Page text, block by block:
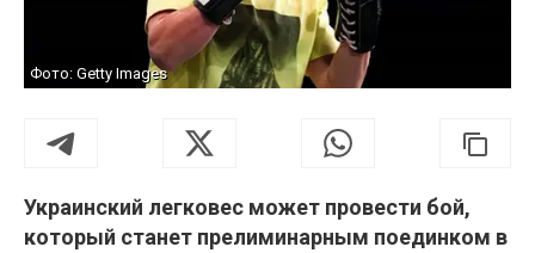
Фото: Getty Images
Украинский легковес может провести бой,
который станет прелиминарным поединком в